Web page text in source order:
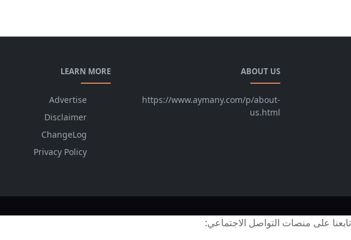
ABOUT US
https://www.aymany.com/p/about-
us.html
LEARN MORE
Advertise
Disclaimer
ChangeLog
Privacy Policy
تابعنا على منصات التواصل الاجتماعي: